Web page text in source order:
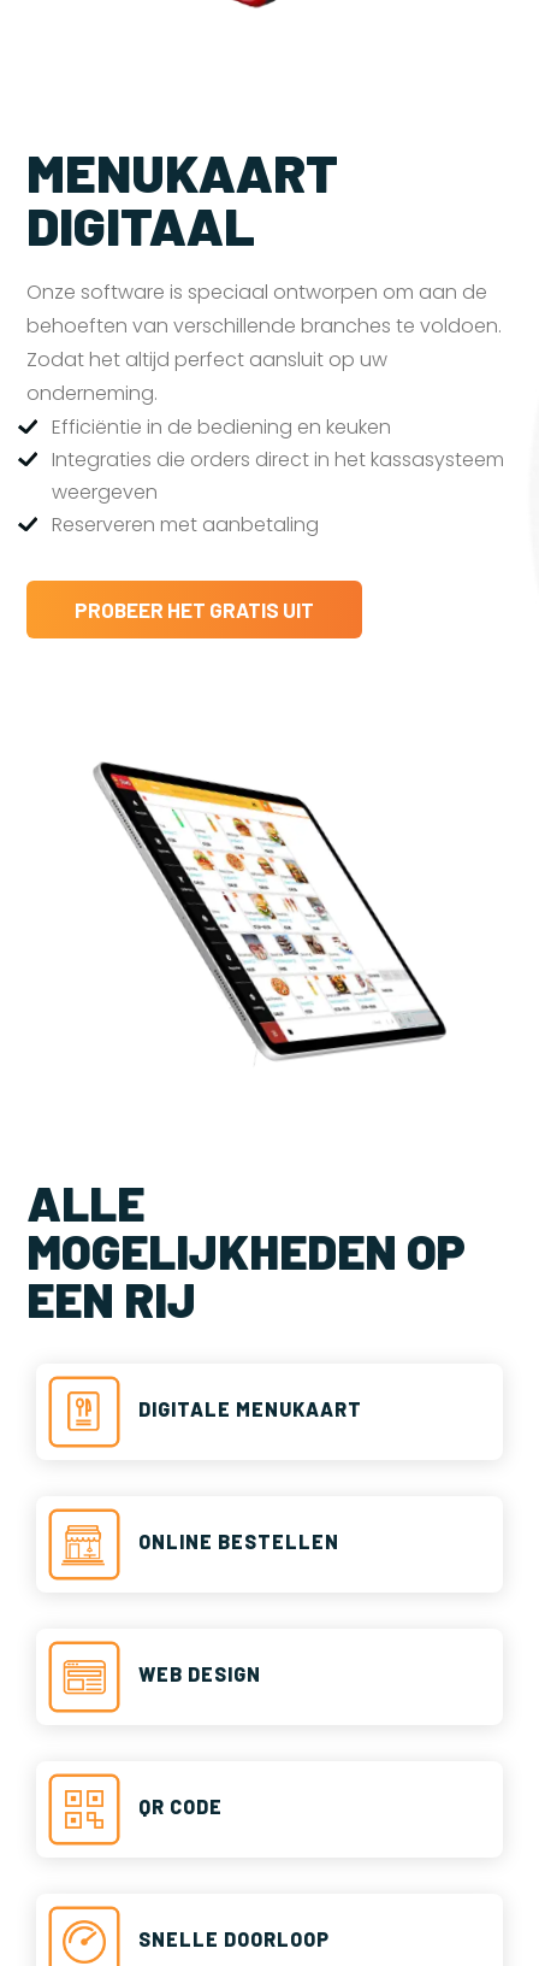
MENUKAART
DIGITAAL
Onze software is speciaal ontworpen om aan de
behoeften van verschillende branches te voldoen.
Zodat het altijd perfect aansluit op uw
onderneming.
Efficiëntie in de bediening en keuken
Integraties die orders direct in het kassasysteem
weergeven
Reserveren met aanbetaling
PROBEER HET GRATIS UIT
ALLE
MOGELIJKHEDEN OP
EEN RIJ
DIGITALE MENUKAART
ONLINE BESTELLEN
WEB DESIGN
QR CODE
SNELLE DOORLOOP